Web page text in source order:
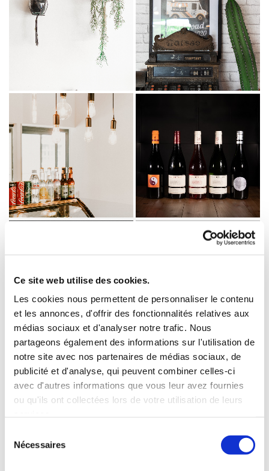
Ce site web utilise des cookies.
Les cookies nous permettent de personnaliser le contenu
et les annonces, d'offrir des fonctionnalités relatives aux
médias sociaux et d'analyser notre trafic. Nous
partageons également des informations sur l'utilisation de
notre site avec nos partenaires de médias sociaux, de
publicité et d'analyse, qui peuvent combiner celles-ci
avec d'autres informations que vous leur avez fournies
ou qu'ils ont collectées lors de votre utilisation de leurs
Nécessaires